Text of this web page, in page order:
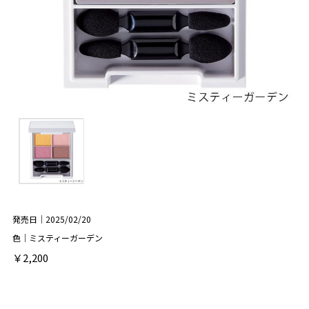
発売日｜2025/02/20
色｜ミスティーガーデン
￥2,200